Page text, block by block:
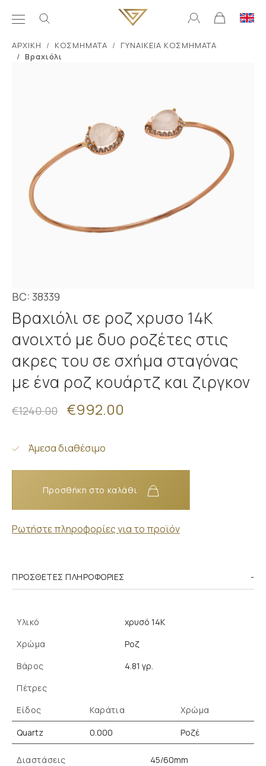
ΑΡΧΙΚΗ ΚΟΣΜΗΜΑΤΑ
ΓΥΝΑΙΚΕΙΑ ΚΟΣΜΗΜΑΤΑ
Βραχιόλι
BC: 38339
Βραχιόλι σε ροζ χρυσο 14Κ
ανοιχτό με δυο ροζέτες στις
ακρες του σε σχήμα σταγόνας
με ένα ροζ κουάρτζ και ζιργκον
€1240.00 €992.00
Άμεσα διαθέσιμο
Προσθήκη στο καλάθι
Ρωτήστε πληροφορίες για το προϊόν
ΠΡΌΣΘΕΤΕΣ ΠΛΗΡΟΦΟΡΊΕΣ
Υλικό
χρυσό 14K
Χρώμα
Ροζ
Βάρος
4.81 γρ.
Πέτρες
Είδος
Καράτια
Χρώμα
Quartz
0.000 Ροζέ
Διαστάσεις 45/60mm